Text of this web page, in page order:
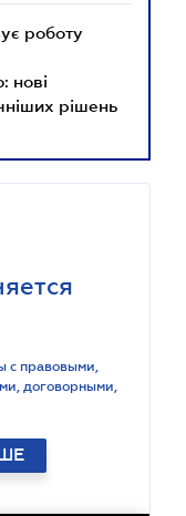
роботу
нові
рішень
с правовыми,
договорными,